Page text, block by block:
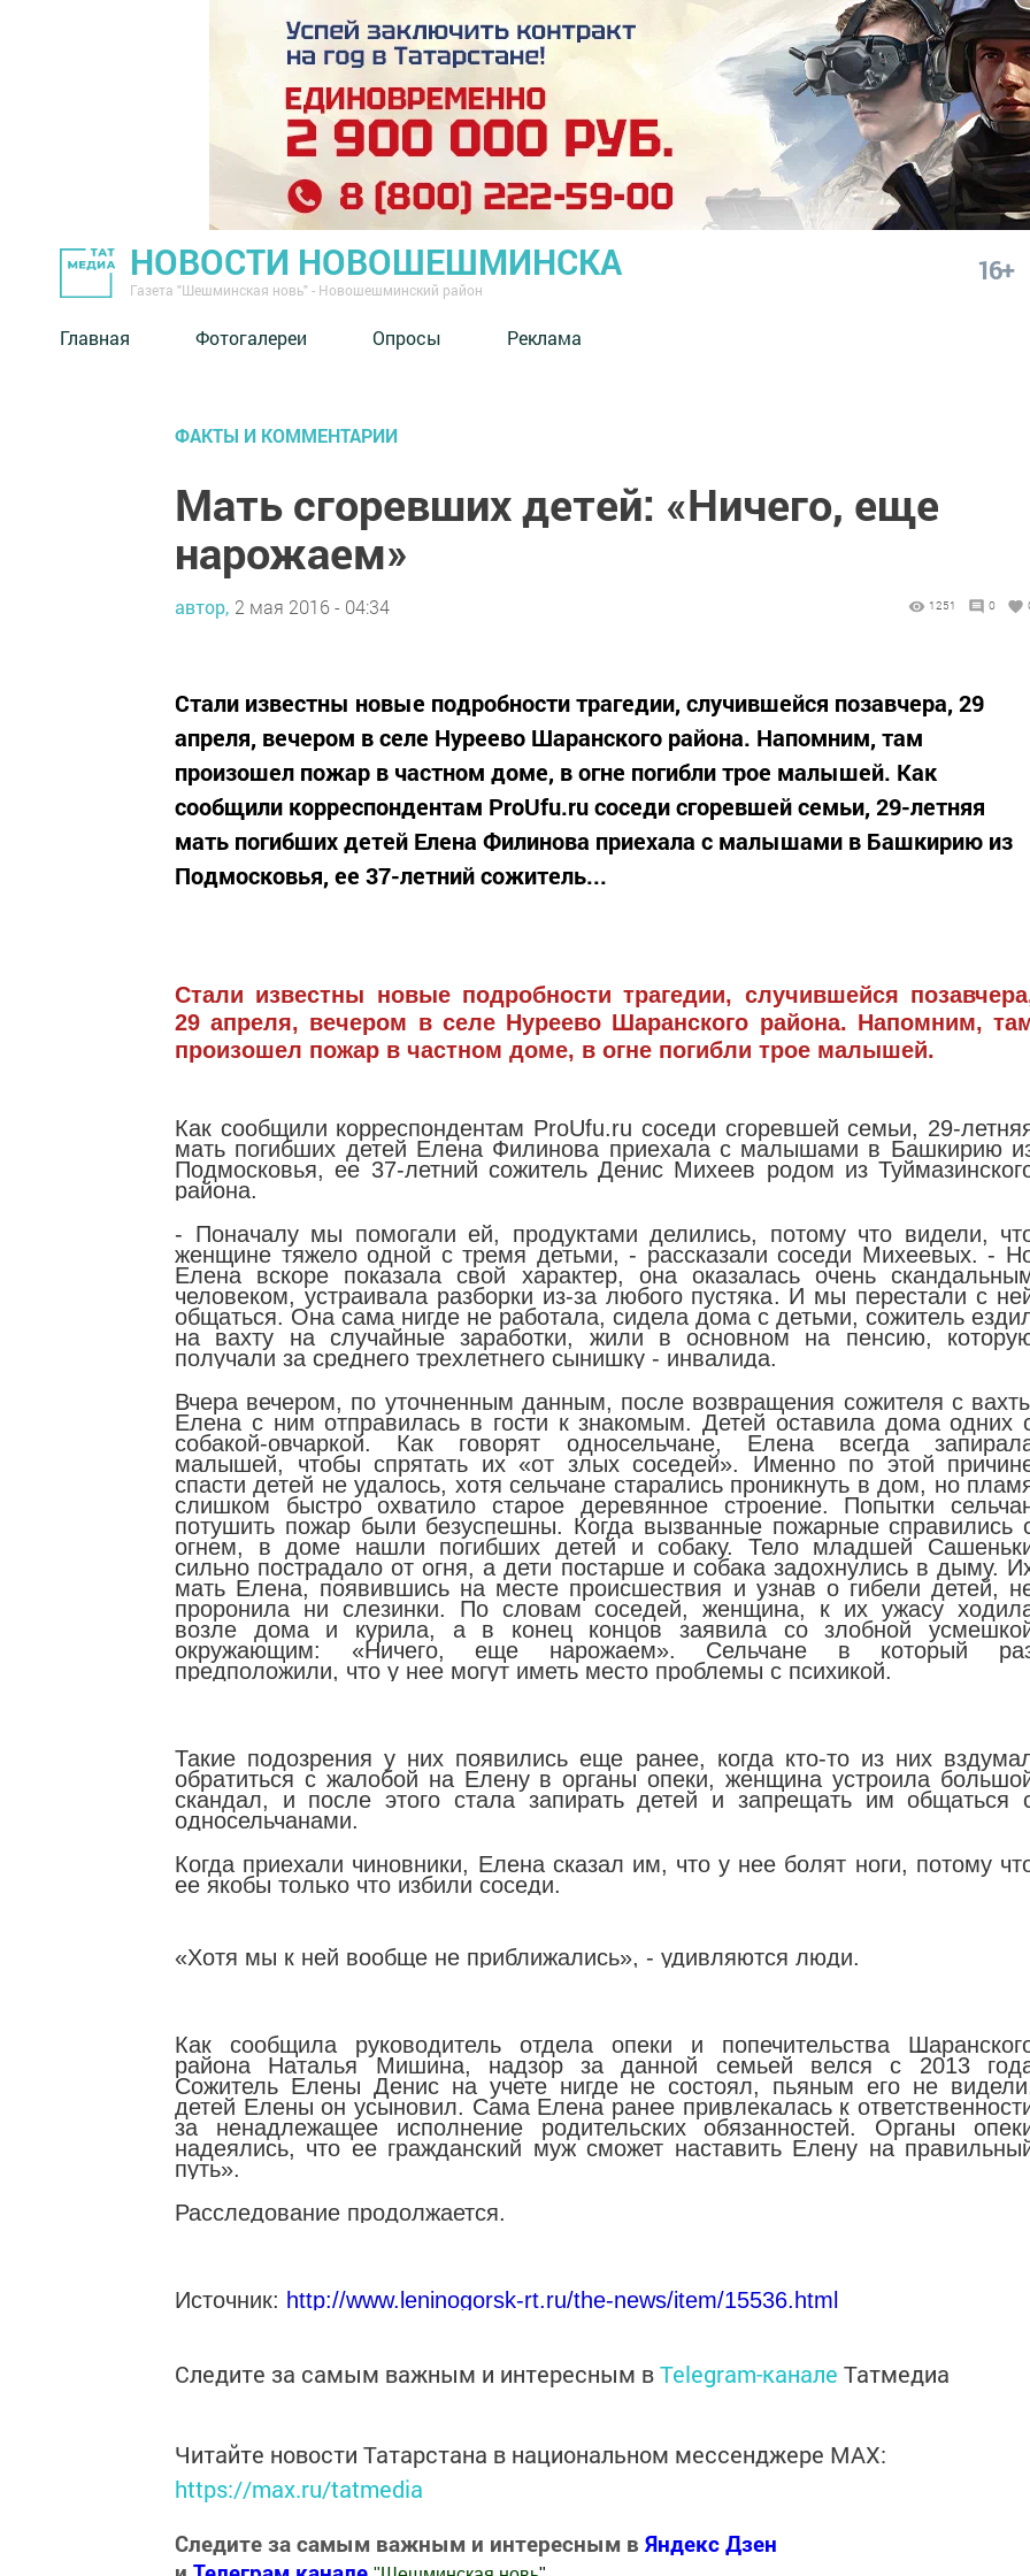
НОВОСТИ НОВОШЕШМИНСКА
Газета "Шешминская новь" - Новошешминский район
16+
Главная Фотогалереи Опросы Реклама
ФАКТЫ И КОММЕНТАРИИ
Мать сгоревших детей: «Ничего, еще
нарожаем»
автор, 2 мая 2016 - 04:34 1251 0
Стали известны новые подробности трагедии, случившейся позавчера, 29
апреля, вечером в селе Нуреево Шаранского района. Напомним, там
произошел пожар в частном доме, в огне погибли трое малышей. Как
сообщили корреспондентам ProUfu.ru соседи сгоревшей семьи, 29-летняя
мать погибших детей Елена Филинова приехала с малышами в Башкирию из
Подмосковья, ее 37-летний сожитель...
Стали известны новые подробности трагедии, случившейся
29 апреля, вечером в селе Нуреево Шаранского района. Напомним,
произошел пожар в частном доме, в огне погибли трое малышей.
Как сообщили корреспондентам ProUfu.ru соседи сгоревшей семьи, 29-
мать погибших детей Елена Филинова приехала с малышами в Башкирию
Подмосковья, ее 37-летний сожитель Денис Михеев родом из
района.
- Поначалу мы помогали ей, продуктами делились, потому что видели,
женщине тяжело одной с тремя детьми, - рассказали соседи Михеевых. -
Елена вскоре показала свой характер, она оказалась очень
человеком, устраивала разборки из-за любого пустяка. И мы перестали с
общаться. Она сама нигде не работала, сидела дома с детьми, сожитель
на вахту на случайные заработки, жили в основном на пенсию,
получали за среднего трехлетнего сынишку - инвалида.
Вчера вечером, по уточненным данным, после возвращения сожителя с
Елена с ним отправилась в гости к знакомым. Детей оставила дома одних
собакой-овчаркой. Как говорят односельчане, Елена всегда
малышей, чтобы спрятать их «от злых соседей». Именно по этой
спасти детей не удалось, хотя сельчане старались проникнуть в дом, но
слишком быстро охватило старое деревянное строение. Попытки
потушить пожар были безуспешны. Когда вызванные пожарные справились
огнем, в доме нашли погибших детей и собаку. Тело младшей
сильно пострадало от огня, а дети постарше и собака задохнулись в дыму.
мать Елена, появившись на месте происшествия и узнав о гибели детей,
проронила ни слезинки. По словам соседей, женщина, к их ужасу
возле дома и курила, а в конец концов заявила со злобной
окружающим: «Ничего, еще нарожаем». Сельчане в который
предположили, что у нее могут иметь место проблемы с психикой.
Такие подозрения у них появились еще ранее, когда кто-то из них
обратиться с жалобой на Елену в органы опеки, женщина устроила
скандал, и после этого стала запирать детей и запрещать им общаться
односельчанами.
Когда приехали чиновники, Елена сказал им, что у нее болят ноги, потому
ее якобы только что избили соседи.
«Хотя мы к ней вообще не приближались», - удивляются люди.
Как сообщила руководитель отдела опеки и попечительства
района Наталья Мишина, надзор за данной семьей велся с 2013
Сожитель Елены Денис на учете нигде не состоял, пьяным его не
детей Елены он усыновил. Сама Елена ранее привлекалась к
за ненадлежащее исполнение родительских обязанностей. Органы
надеялись, что ее гражданский муж сможет наставить Елену на
путь».
Расследование продолжается.
Источник: http://www.leninogorsk-rt.ru/the-news/item/15536.html
Следите за самым важным и интересным вTelegram-канале Татмедиа
Читайте новости Татарстана в национальном мессенджере MАХ:
https://max.ru/tatmedia
Следите за самым важным и интересным в Яндекс Дзен